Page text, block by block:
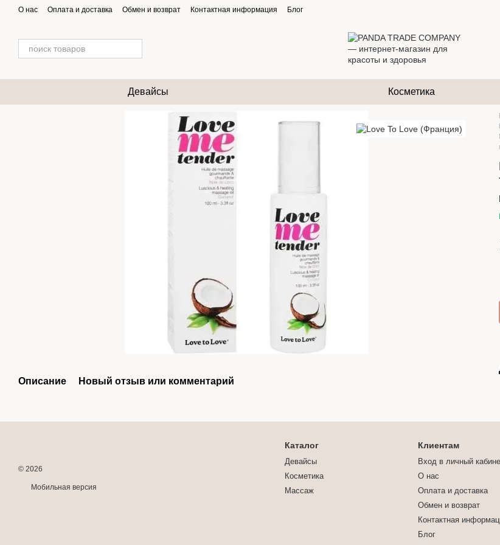
Перейти к основному контенту
О нас Оплата и доставка Обмен и возврат Контактная информация Блог
Девайсы Косметика
Описание Новый отзыв или комментарий
© 2026
Мобильная версия
Каталог
Девайсы
Косметика
Массаж
Клиентам
Вход в личный
О нас
Оплата и доставка
Обмен и возврат
Контактная
Блог